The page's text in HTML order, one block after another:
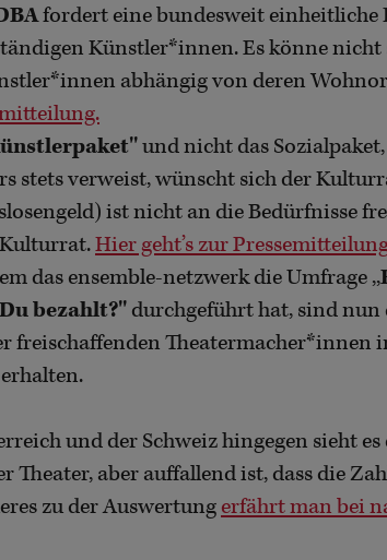
fordert eine bundesweit einheitliche
Künstler*innen. Es könne
abhängig von deren
und nicht das
stets verweist, wünscht sich der
ist nicht an die Bedürfnisse
Hier geht’s zur
das ensemble-netzwerk die Umfrage ,,
bezahlt?'' durchgeführt hat, sind nun
freischaffenden Theatermacher*innen
und der Schweiz hingegen sieht
Theater, aber auffallend ist, dass die
zu der Auswertungerfährt man bei